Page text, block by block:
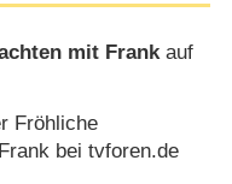
mit Frankauf
Fröhliche
bei tvforen.de